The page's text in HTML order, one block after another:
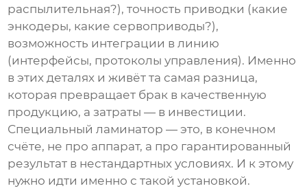
распылительная?), точность приводки (какие
энкодеры, какие сервоприводы?),
возможность интеграции в линию
(интерфейсы, протоколы управления). Именно
в этих деталях и живёт та самая разница,
которая превращает брак в качественную
продукцию, а затраты — в инвестиции.
Специальный ламинатор — это, в конечном
счёте, не про аппарат, а про гарантированный
результат в нестандартных условиях. И к этому
нужно идти именно с такой установкой.